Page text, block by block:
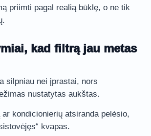
priimti pagal realią būklę, o ne tik
kad filtrą jau metas
silpniau nei įprastai, nors
nustatytas aukštas.
kondicionierių atsiranda pelėsio,
kvapas.